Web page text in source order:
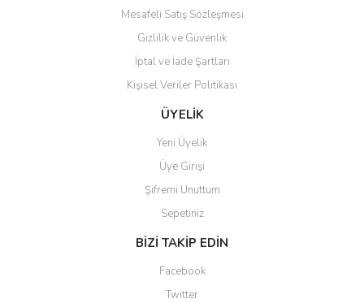
Gönder
Mesafeli Satış Sözleşmesi
Gizlilik ve Güvenlik
İptal ve İade Şartları
Kişisel Veriler Politikası
ÜYELİK
Yeni Üyelik
Üye Girişi
Şifremi Unuttum
Sepetiniz
BİZİ TAKİP EDİN
Facebook
Twitter